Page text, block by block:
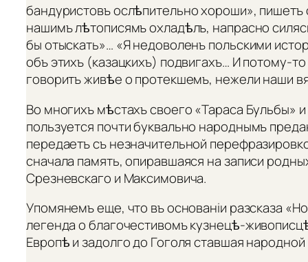
бандуристовъ ослѣпительно хороши»,
нашимъ лѣтописямъ охладѣлъ, напрасно
бы отыскать»… «Я недоволенъ польскими
объ этихъ (казацкихъ) подвигахъ… И потому-
говоритъ живѣе о протекшемъ, нежели наши
Во многихъ мѣстахъ своего «Тараса Бульбы»
пользуется почти буквально народнымъ
передаетъ съ незначительной
сначала память, опиравшаяся на записи
Срезневскаго и Максимовича.
Упомянемъ еще, что въ основаніи разсказа
легенда о благочестивомъ кузнецѣ-
Европѣ и задолго до Гоголя ставшая